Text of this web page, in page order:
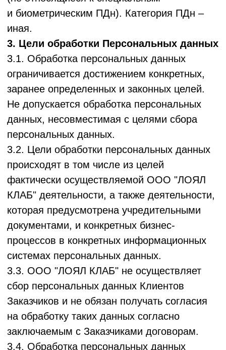
Персональных данных
4.1. Правовым основанием обработки
персональных данных
являются:КонституцияРоссийской
Федерации; уставные документы ООО
"ЛОЯЛ КЛАБ"; договоры, заключаемые в
процессе деятельности ООО "ЛОЯЛ КЛАБ";
согласие на обработку персональных
данных (в случаях, прямо не
предусмотренных законодательством
Российской Федерации, но соответствующих
4.2. ООО "ЛОЯЛ КЛАБ" осуществляет
обработку персональных данных
Пользователей Сервиса на основании
согласия субъекта на обработку ПДн,
даваемого ими при заполнении форм
на Интернет-сайте.
обработку персональных данных Заказчика
на основании согласия субъекта
на обработку ПДн, даваемого ими при
заполнении форм на Интернет-сайте, а
также Исполнения договора
(Пользовательского соглашения/Оферты),
стороной которого является Заказчик. В
соответствии с законодательством
Российской Федерации, ООО "ЛОЯЛ КЛАБ"
не использует персональные данные
во вред субъектам таких данных.
4.4. ООО "ЛОЯЛ КЛАБ" осуществляет
обработку персональных данных Клиентов